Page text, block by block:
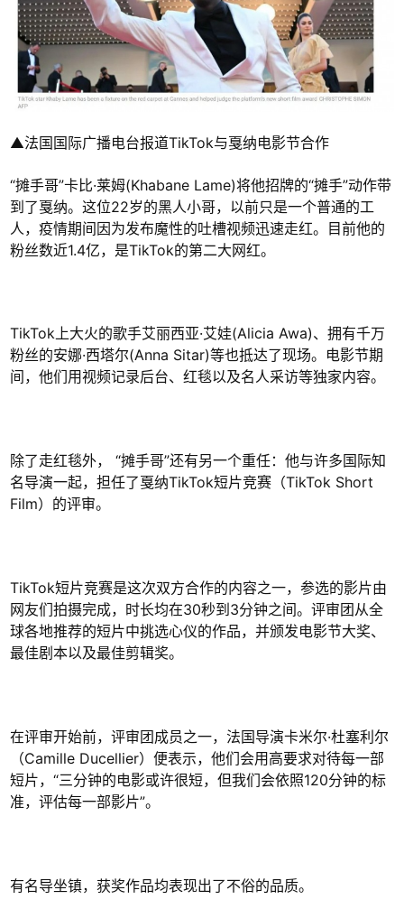
▲法国国际广播电台报道TikTok与戛纳电影节合作
“摊手哥”卡比·莱姆(Khabane Lame)将他招牌的“摊手”动作带
到了戛纳。这位22岁的黑人小哥，以前只是一个普通的工
人，疫情期间因为发布魔性的吐槽视频迅速走红。目前他的
粉丝数近1.4亿，是TikTok的第二大网红。
TikTok上大火的歌手艾丽西亚·艾娃(Alicia Awa)、拥有千万
粉丝的安娜·西塔尔(Anna Sitar)等也抵达了现场。电影节期
间，他们用视频记录后台、红毯以及名人采访等独家内容。
除了走红毯外， “摊手哥”还有另一个重任：他与许多国际知
名导演一起，担任了戛纳TikTok短片竞赛（TikTok Short
Film）的评审。
TikTok短片竞赛是这次双方合作的内容之一，参选的影片由
网友们拍摄完成，时长均在30秒到3分钟之间。评审团从全
球各地推荐的短片中挑选心仪的作品，并颁发电影节大奖、
最佳剧本以及最佳剪辑奖。
在评审开始前，评审团成员之一，法国导演卡米尔·杜塞利尔
（Camille Ducellier）便表示，他们会用高要求对待每一部
短片，“三分钟的电影或许很短，但我们会依照120分钟的标
准，评估每一部影片”。
有名导坐镇，获奖作品均表现出了不俗的品质。